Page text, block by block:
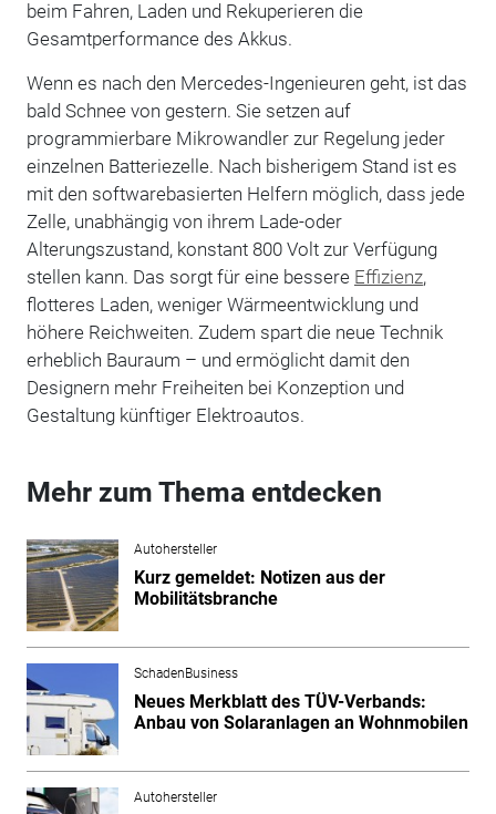
beim Fahren, Laden und Rekuperieren die
Gesamtperformance des Akkus.
Wenn es nach den Mercedes-Ingenieuren geht, ist das
bald Schnee von gestern. Sie setzen auf
programmierbare Mikrowandler zur Regelung jeder
einzelnen Batteriezelle. Nach bisherigem Stand ist es
mit den softwarebasierten Helfern möglich, dass jede
Zelle, unabhängig von ihrem Lade-oder
Alterungszustand, konstant 800 Volt zur Verfügung
stellen kann. Das sorgt für eine bessere Effizienz,
flotteres Laden, weniger Wärmeentwicklung und
höhere Reichweiten. Zudem spart die neue Technik
erheblich Bauraum – und ermöglicht damit den
Designern mehr Freiheiten bei Konzeption und
Gestaltung künftiger Elektroautos.
Mehr zum Thema entdecken
Autohersteller
Kurz gemeldet: Notizen aus der
Mobilitätsbranche
SchadenBusiness
Neues Merkblatt des TÜV-Verbands:
Anbau von Solaranlagen an Wohnmobilen
Autohersteller